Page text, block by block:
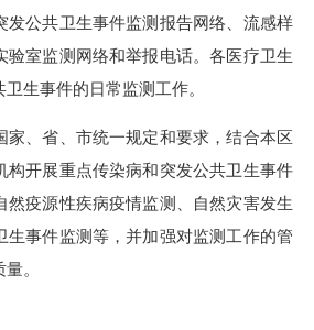
发公共卫生事件监测报告网络、流感样
验室监测网络和举报电话。各医疗卫生
生事件的日常监测工作。
、省、市统一规定和要求，结合本区
构开展重点传染病和突发公共卫生事件
然疫源性疾病疫情监测、自然灾害发生
生事件监测等，并加强对监测工作的管
。